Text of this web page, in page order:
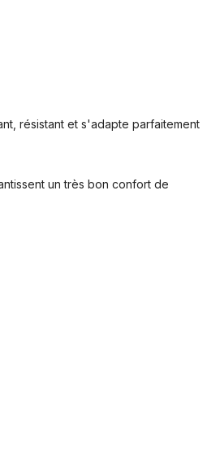
résistant et s'adapte parfaitement
un très bon confort de